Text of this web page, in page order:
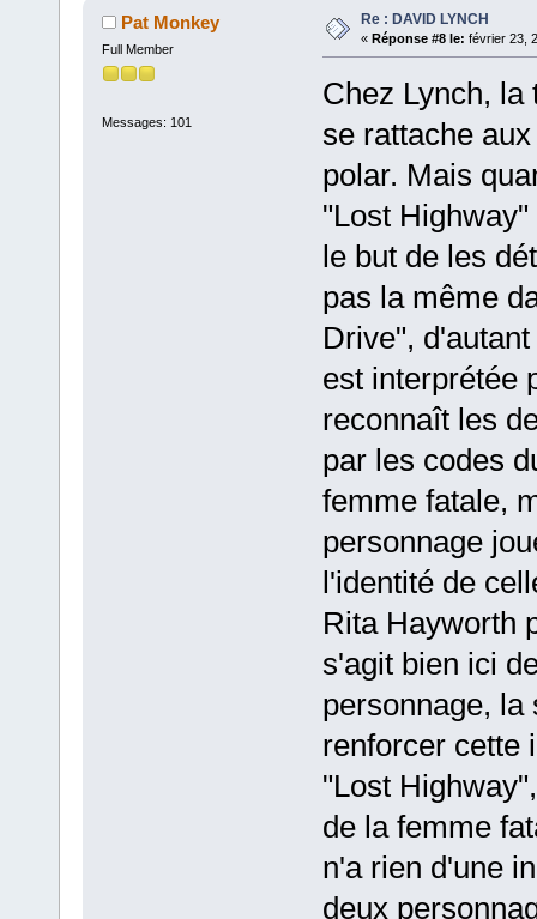
Pat Monkey
Full Member
Messages: 101
Re : DAVID LYNCH
« Réponse #8 le: février 23,
Chez Lynch, la
se rattache
polar. Mais
"Lost
le but de les
pas la même
Drive",
est interprétée
reconnaît les
par les codes
femme fatale,
personnage
l'identité de
Rita Hayworth
s'agit bien ici
personnage, la
renforcer cette
"Lost
de la femme
n'a rien d'une
deux